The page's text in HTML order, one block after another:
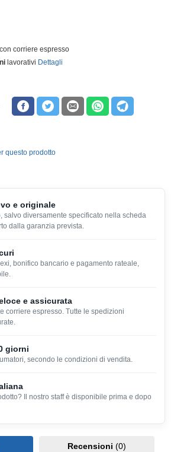
con corriere espresso
lavorativi Dettagli
questo prodotto
e originale
salvo diversamente specificato nella scheda
dalla garanzia prevista.
bonifico bancario e pagamento rateale,
e assicurata
corriere espresso. Tutte le spedizioni
giorni
secondo le condizioni di vendita.
Il nostro staff è disponibile prima e dopo
Recensioni (0)